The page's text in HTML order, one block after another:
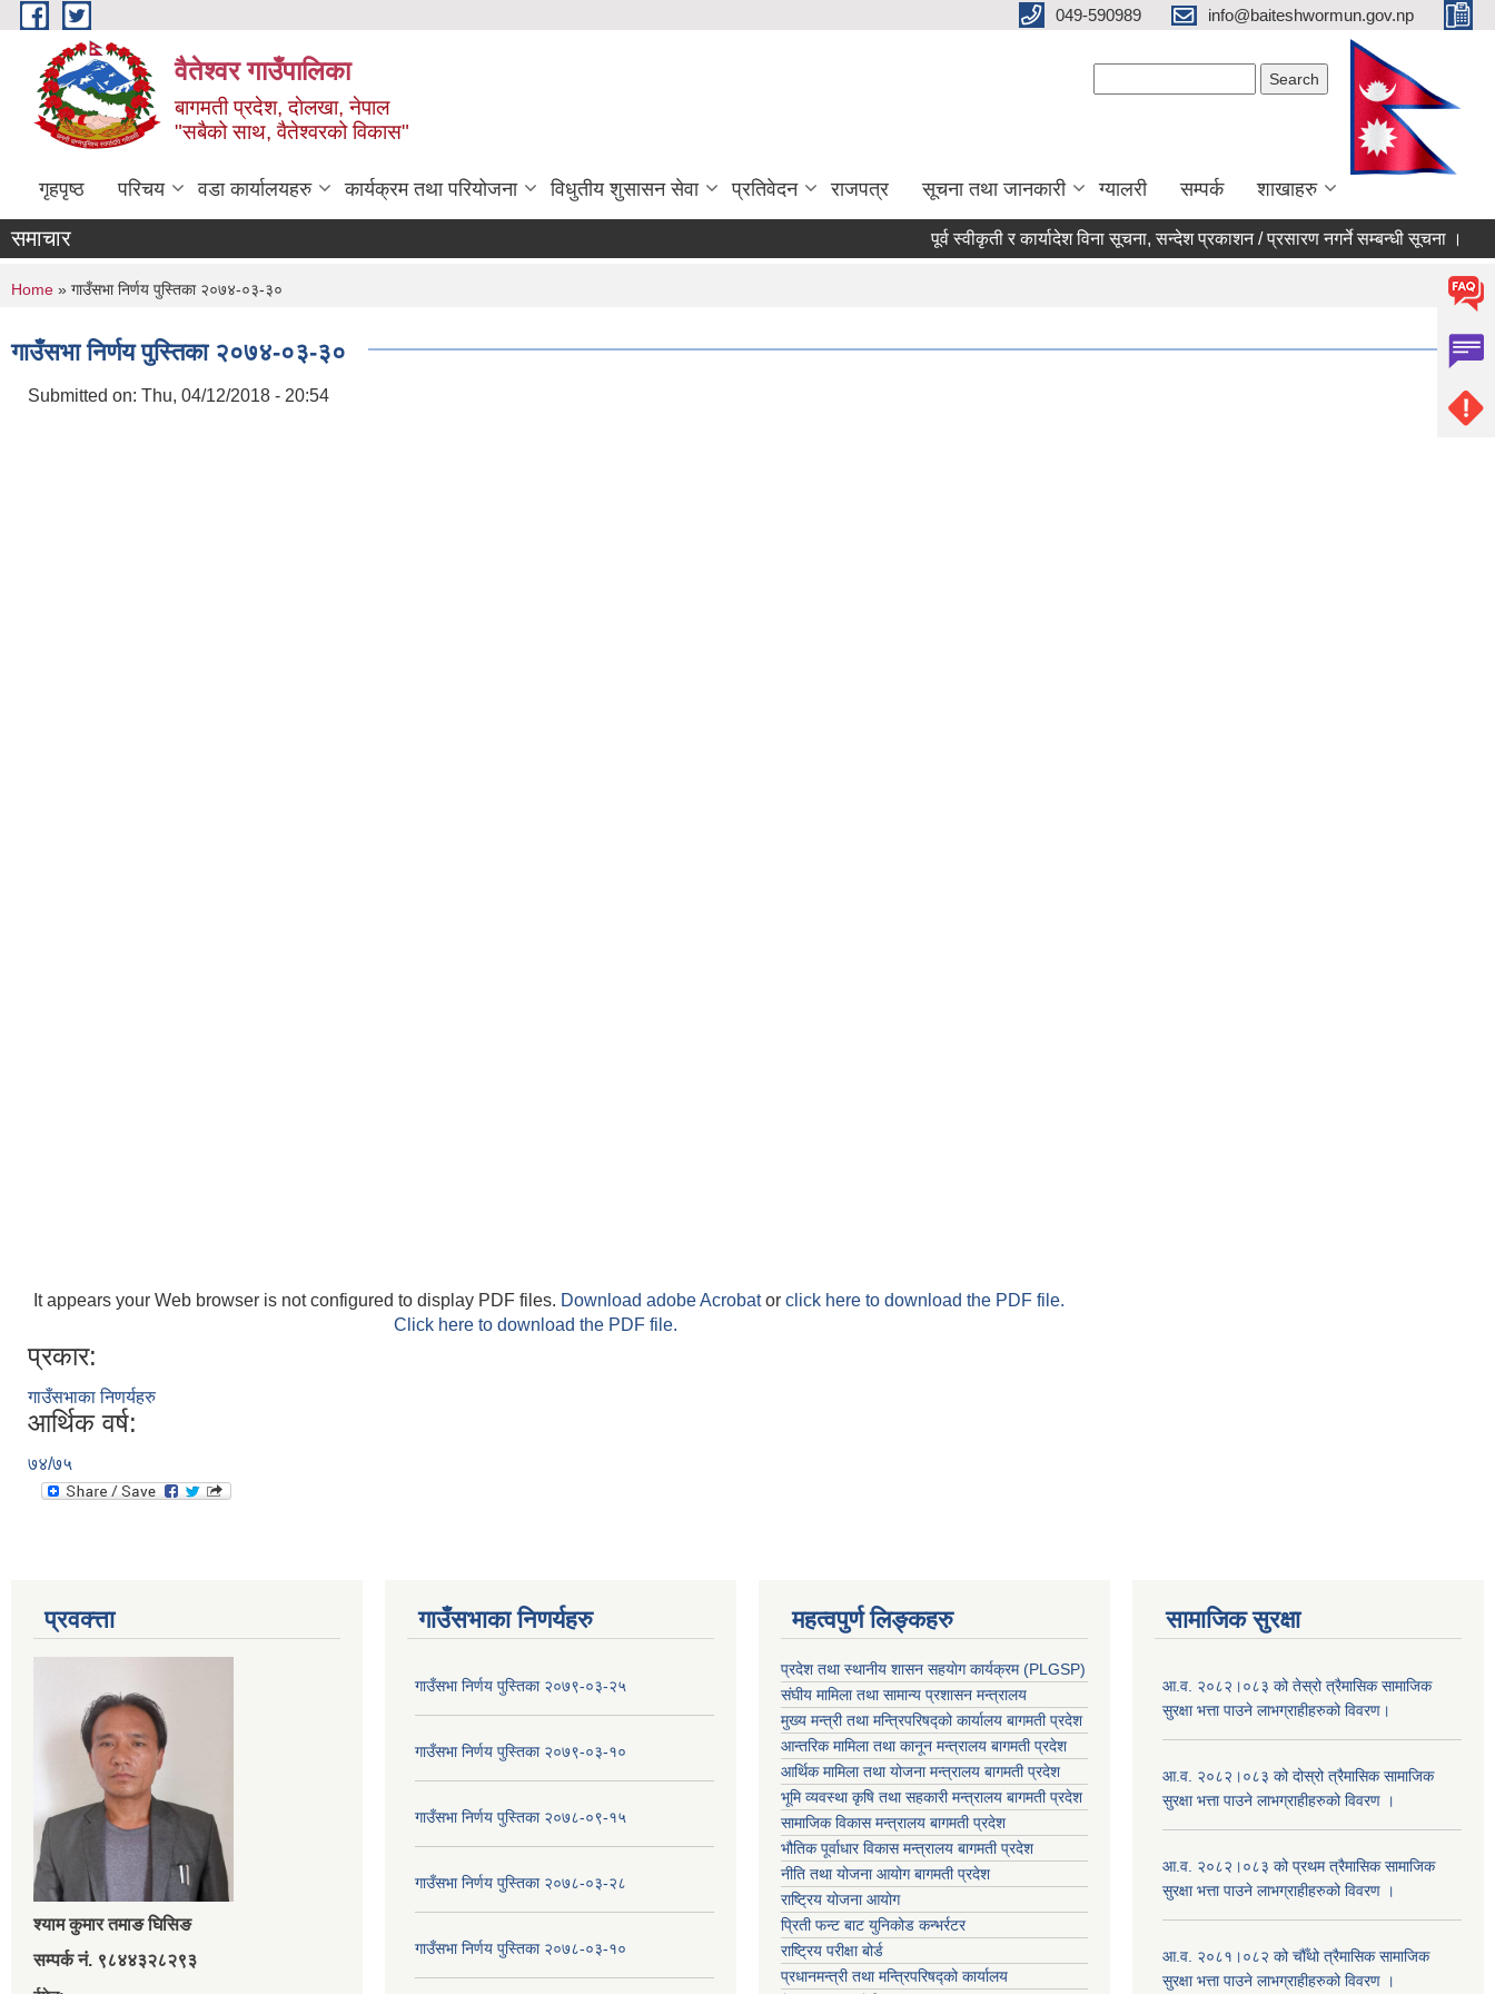
Skip to main content 049-590989 info@baiteshwormun.gov.np
वैतेश्वर गाउँपालिका
बागमती प्रदेश, दाेलखा, नेपाल
"सबैको साथ, वैतेश्वरको विकास"
गृहपृष्ठ परिचय वडा कार्यालयहरु कार्यक्रम तथा परियोजना विधुतीय शुसासन सेवा प्रतिवेदन राजपत्र सूचना तथा जानकारी ग्यालरी सम्पर्क शाखाहरु
समाचार पूर्व स्वीकृती र कार्यादेश विना सूचना, सन्देश प्रकाशन / प्रसारण नगर्ने सम्बन्धी सूचना ।
You are here
Home » गाउँसभा निर्णय पुस्तिका २०७४-०३-३०
गाउँसभा निर्णय पुस्तिका २०७४-०३-३०
Submitted on: Thu, 04/12/2018 - 20:54
It appears your Web browser is not configured to display PDF files. Download adobe Acrobator click here to download the PDF file.
Click here to download the PDF file.
प्रकार:
गाउँसभाका निणर्यहरु
आर्थिक वर्ष:
७४/७५
प्रवक्त्ता
श्‍याम कुमार तमाङ घिसिङ
सम्पर्क नं. ९८४४३२८२९३
गाउँसभाका निणर्यहरु
गाउँसभा निर्णय पुस्तिका २०७९-०३-२५
गाउँसभा निर्णय पुस्तिका २०७९-०३-१०
गाउँसभा निर्णय पुस्तिका २०७८-०९-१५
गाउँसभा निर्णय पुस्तिका २०७८-०३-२८
गाउँसभा निर्णय पुस्तिका २०७८-०३-१०
महत्वपुर्ण लिङ्कहरु
प्रदेश तथा स्थानीय शासन सहयाेग कार्यक्रम (PLGSP)
संघीय मामिला तथा सामान्य प्रशासन मन्त्रालय
मुख्य मन्त्री तथा मन्त्रिपरिषद्को कार्यालय बागमती प्रदेश
आन्तरिक मामिला तथा कानून मन्त्रालय बागमती प्रदेश
आर्थिक मामिला तथा योजना मन्त्रालय बागमती प्रदेश
भूमि व्यवस्था कृषि तथा सहकारी मन्त्रालय बागमती प्रदेश
सामाजिक विकास मन्त्रालय बागमती प्रदेश
भौतिक पूर्वाधार विकास मन्त्रालय बागमती प्रदेश
नीति तथा योजना आयोग बागमती प्रदेश
राष्ट्रिय योजना आयोग
प्रिती फन्ट बाट युनिकोड कन्भर्रटर
राष्ट्रिय परीक्षा बोर्ड
प्रधानमन्त्री तथा मन्त्रिपरिषद्को कार्यालय
सामाजिक सुरक्षा
आ.व. २०८२।०८३ को तेस्रो त्रैमासिक सामाजिक
सुरक्षा भत्ता पाउने लाभग्राहीहरुको विवरण।
आ.व. २०८२।०८३ को दोस्रो त्रैमासिक सामाजिक
सुरक्षा भत्ता पाउने लाभग्राहीहरुको विवरण ।
आ.व. २०८२।०८३ को प्रथम त्रैमासिक सामाजिक
सुरक्षा भत्ता पाउने लाभग्राहीहरुको विवरण ।
आ.व. २०८१।०८२ को चौँथो त्रैमासिक सामाजिक
सुरक्षा भत्ता पाउने लाभग्राहीहरुको विवरण ।